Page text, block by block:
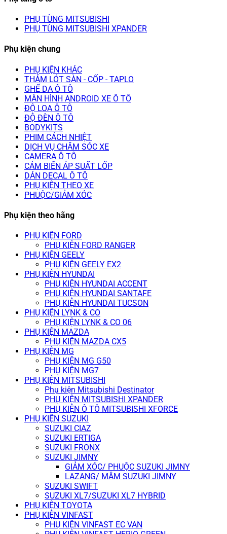
PHỤ TÙNG MITSUBISHI
PHỤ TÙNG MITSUBISHI XPANDER
Phụ kiện chung
PHỤ KIỆN KHÁC
THẢM LÓT SÀN - CỐP - TAPLO
GHẾ DA Ô TÔ
MÀN HÌNH ANDROID XE Ô TÔ
ĐỘ LOA Ô TÔ
ĐỘ ĐÈN Ô TÔ
BODYKITS
PHIM CÁCH NHIỆT
DỊCH VỤ CHĂM SÓC XE
CAMERA Ô TÔ
CẢM BIẾN ÁP SUẤT LỐP
DÁN DECAL Ô TÔ
PHỤ KIỆN THEO XE
PHUỘC/GIẢM XÓC
Phụ kiện theo hãng
PHỤ KIỆN FORD
PHỤ KIỆN FORD RANGER
PHỤ KIỆN GEELY
PHỤ KIỆN GEELY EX2
PHỤ KIỆN HYUNDAI
PHỤ KIỆN HYUNDAI ACCENT
PHỤ KIỆN HYUNDAI SANTAFE
PHỤ KIỆN HYUNDAI TUCSON
PHỤ KIỆN LYNK & CO
PHỤ KIỆN LYNK & CO 06
PHỤ KIỆN MAZDA
PHỤ KIỆN MAZDA CX5
PHỤ KIỆN MG
PHỤ KIỆN MG G50
PHỤ KIỆN MG7
PHỤ KIỆN MITSUBISHI
Phụ kiện Mitsubishi Destinator
PHỤ KIỆN MITSUBISHI XPANDER
PHỤ KIỆN Ô TÔ MITSUBISHI XFORCE
PHỤ KIỆN SUZUKI
SUZUKI CIAZ
SUZUKI ERTIGA
SUZUKI FRONX
SUZUKI JIMNY
GIẢM XÓC/ PHUỘC SUZUKI JIMNY
LAZANG/ MÂM SUZUKI JIMNY
SUZUKI SWIFT
SUZUKI XL7/SUZUKI XL7 HYBRID
PHỤ KIỆN TOYOTA
PHỤ KIỆN VINFAST
PHỤ KIỆN VINFAST EC VAN